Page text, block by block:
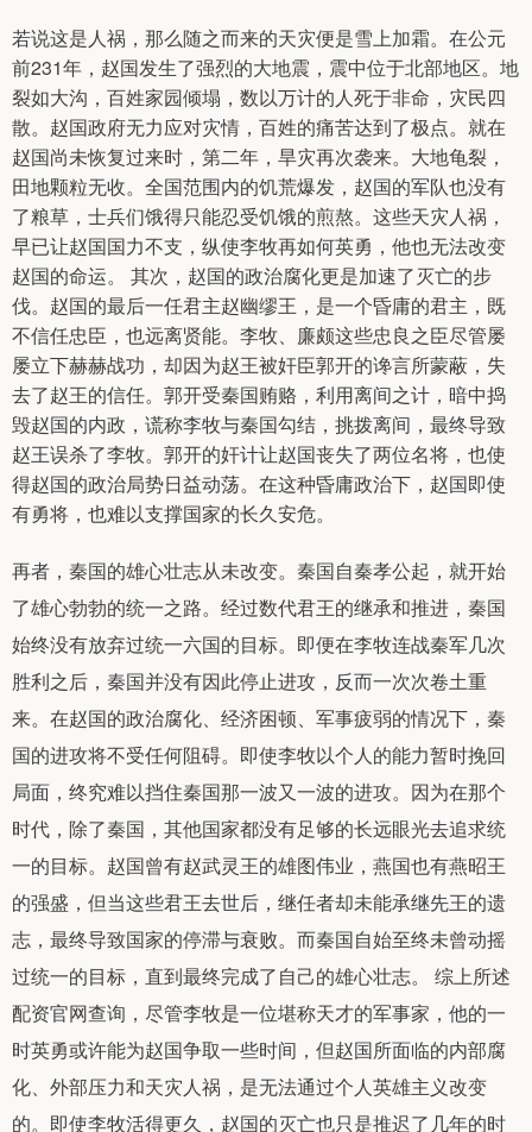
若说这是人祸，那么随之而来的天灾便是雪上加霜。在公元
前231年，赵国发生了强烈的大地震，震中位于北部地区。地
裂如大沟，百姓家园倾塌，数以万计的人死于非命，灾民四
散。赵国政府无力应对灾情，百姓的痛苦达到了极点。就在
赵国尚未恢复过来时，第二年，旱灾再次袭来。大地龟裂，
田地颗粒无收。全国范围内的饥荒爆发，赵国的军队也没有
了粮草，士兵们饿得只能忍受饥饿的煎熬。这些天灾人祸，
早已让赵国国力不支，纵使李牧再如何英勇，他也无法改变
赵国的命运。 其次，赵国的政治腐化更是加速了灭亡的步
伐。赵国的最后一任君主赵幽缪王，是一个昏庸的君主，既
不信任忠臣，也远离贤能。李牧、廉颇这些忠良之臣尽管屡
屡立下赫赫战功，却因为赵王被奸臣郭开的谗言所蒙蔽，失
去了赵王的信任。郭开受秦国贿赂，利用离间之计，暗中捣
毁赵国的内政，谎称李牧与秦国勾结，挑拨离间，最终导致
赵王误杀了李牧。郭开的奸计让赵国丧失了两位名将，也使
得赵国的政治局势日益动荡。在这种昏庸政治下，赵国即使
有勇将，也难以支撑国家的长久安危。
再者，秦国的雄心壮志从未改变。秦国自秦孝公起，就开始
了雄心勃勃的统一之路。经过数代君王的继承和推进，秦国
始终没有放弃过统一六国的目标。即便在李牧连战秦军几次
胜利之后，秦国并没有因此停止进攻，反而一次次卷土重
来。在赵国的政治腐化、经济困顿、军事疲弱的情况下，秦
国的进攻将不受任何阻碍。即使李牧以个人的能力暂时挽回
局面，终究难以挡住秦国那一波又一波的进攻。因为在那个
时代，除了秦国，其他国家都没有足够的长远眼光去追求统
一的目标。赵国曾有赵武灵王的雄图伟业，燕国也有燕昭王
的强盛，但当这些君王去世后，继任者却未能承继先王的遗
志，最终导致国家的停滞与衰败。而秦国自始至终未曾动摇
过统一的目标，直到最终完成了自己的雄心壮志。 综上所述
配资官网查询，尽管李牧是一位堪称天才的军事家，他的一
时英勇或许能为赵国争取一些时间，但赵国所面临的内部腐
化、外部压力和天灾人祸，是无法通过个人英雄主义改变
的。即使李牧活得更久，赵国的灭亡也只是推迟了几年的时